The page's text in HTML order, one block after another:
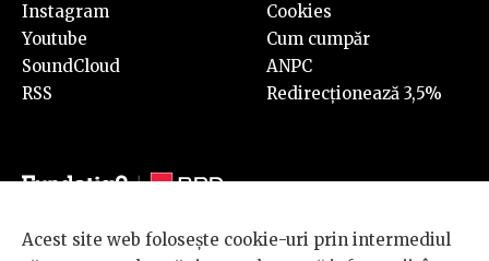
Instagram
Youtube
SoundCloud
RSS
Cookies
Cum cumpăr
ANPC
Redirecționează 3,5%
© 2026 BRD Groupe Société Générale, toate drepturile rezervate.
Acest site web folosește cookie-uri prin intermediul